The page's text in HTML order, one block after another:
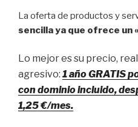
La oferta de productos y
sencilla ya que ofrece un
Lo mejor es su precio,
agresivo: 1 año GRATIS
con dominio incluido,
1,25 €/mes.